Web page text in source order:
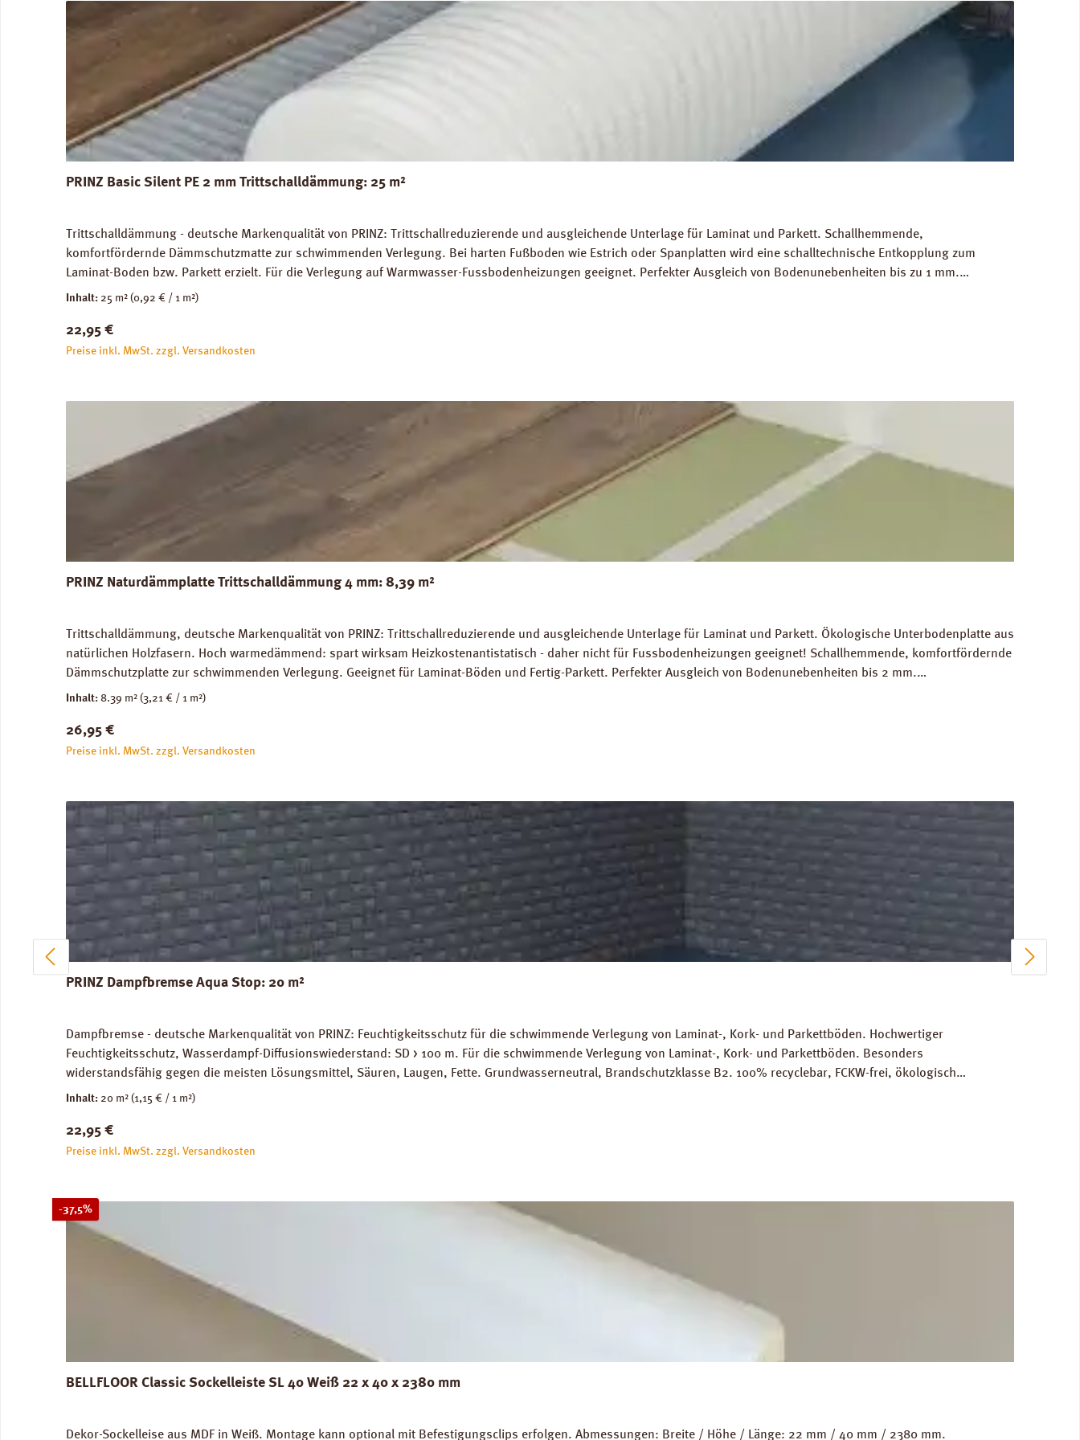
PRINZ Basic Silent PE 2 mm Trittschalldämmung: 25 m²
Trittschalldämmung - deutsche Markenqualität von PRINZ: Trittschallreduzierende und ausgleichende Unterlage für Laminat und Parkett. Schallhemmende,
komfortfördernde Dämmschutzmatte zur schwimmenden Verlegung. Bei harten Fußboden wie Estrich oder Spanplatten wird eine schalltechnische Entkopplung zum
Laminat-Boden bzw. Parkett erzielt. Für die Verlegung auf Warmwasser-Fussbodenheizungen geeignet. Perfekter Ausgleich von Bodenunebenheiten bis zu 1 mm.
Abmessungen: Breite 100 cm, Länge 25 m: 1 Rolle = 25 m² Trittschall-Verbesserung: 16 dB (ISO 140-8). Dichte: 25 kg/m³. FCKW- und HFCKW-frei. Ökologisch
Inhalt: 25 m² (0,92 € / 1 m²)
Regulärer Preis:
22,95 €
Preise inkl. MwSt. zzgl. Versandkosten
PRINZ Naturdämmplatte Trittschalldämmung 4 mm: 8,39 m²
Trittschalldämmung, deutsche Markenqualität von PRINZ: Trittschallreduzierende und ausgleichende Unterlage für Laminat und Parkett. Ökologische Unterbodenplatte aus
natürlichen Holzfasern. Hoch warmedämmend: spart wirksam Heizkostenantistatisch - daher nicht für Fussbodenheizungen geeignet! Schallhemmende, komfortfördernde
Dämmschutzplatte zur schwimmenden Verlegung. Geeignet für Laminat-Böden und Fertig-Parkett. Perfekter Ausgleich von Bodenunebenheiten bis 2 mm.
Trittschalldämmung: 19 dB, Gehschallverbesserung: 7 %. Hohe Belastungsfähigkeit von bis zu 7 t / m². Abmessungen: Breite 590 mm, Länge 790 mm, Stärke: 4 mm.
Inhalt: 8.39 m² (3,21 € / 1 m²)
Regulärer Preis:
26,95 €
Preise inkl. MwSt. zzgl. Versandkosten
PRINZ Dampfbremse Aqua Stop: 20 m²
Dampfbremse - deutsche Markenqualität von PRINZ: Feuchtigkeitsschutz für die schwimmende Verlegung von Laminat-, Kork- und Parkettböden. Hochwertiger
Feuchtigkeitsschutz, Wasserdampf-Diffusionswiederstand: SD > 100 m. Für die schwimmende Verlegung von Laminat-, Kork- und Parkettböden. Besonders
widerstandsfähig gegen die meisten Lösungsmittel, Säuren, Laugen, Fette. Grundwasserneutral, Brandschutzklasse B2. 100% recyclebar, FCKW-frei, ökologisch
unbedenklich. Für Warmwasser-Fussbodenheizung geeignet. Abmessungen: Länge: 10 m, Breite 2 m, Stärke 200 mµ. Gewicht als Grundlage für die Berechnung der
Inhalt: 20 m² (1,15 € / 1 m²)
Regulärer Preis:
22,95 €
Preise inkl. MwSt. zzgl. Versandkosten
-37,5%Rabatt
BELLFLOOR Classic Sockelleiste SL 40 Weiß 22 x 40 x 2380 mm
Dekor-Sockelleise aus MDF in Weiß. Montage kann optional mit Befestigungsclips erfolgen. Abmessungen: Breite / Höhe / Länge: 22 mm / 40 mm / 2380 mm.